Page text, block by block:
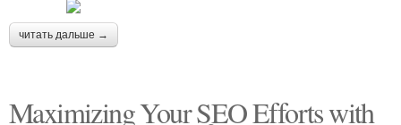
читать дальше →
Maximizing Your SEO Efforts with